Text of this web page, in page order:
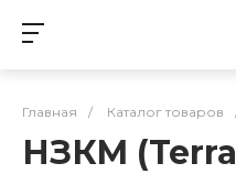
Главная / Каталог товаров
НЗКМ